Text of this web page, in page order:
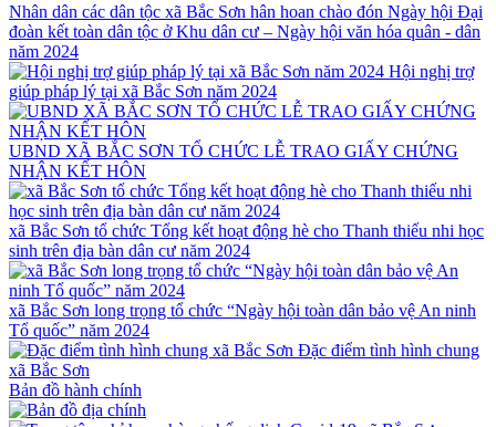
Nhân dân các dân tộc xã Bắc Sơn hân hoan chào đón Ngày hội Đại
đoàn kết toàn dân tộc ở Khu dân cư – Ngày hội văn hóa quân - dân
năm 2024
Hội nghị trợ
giúp pháp lý tại xã Bắc Sơn năm 2024
UBND XÃ BẮC SƠN TỔ CHỨC LỄ TRAO GIẤY CHỨNG
NHẬN KẾT HÔN
xã Bắc Sơn tổ chức Tổng kết hoạt động hè cho Thanh thiếu nhi học
sinh trên địa bàn dân cư năm 2024
xã Bắc Sơn long trọng tổ chức “Ngày hội toàn dân bảo vệ An ninh
Tổ quốc” năm 2024
Đặc điểm tình hình chung
xã Bắc Sơn
Bản đồ hành chính